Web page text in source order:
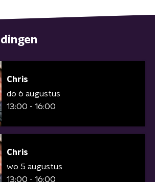
Chris
do 6 augustus
13:00 - 16:00
Chris
wo 5 augustus
13:00 - 16:00